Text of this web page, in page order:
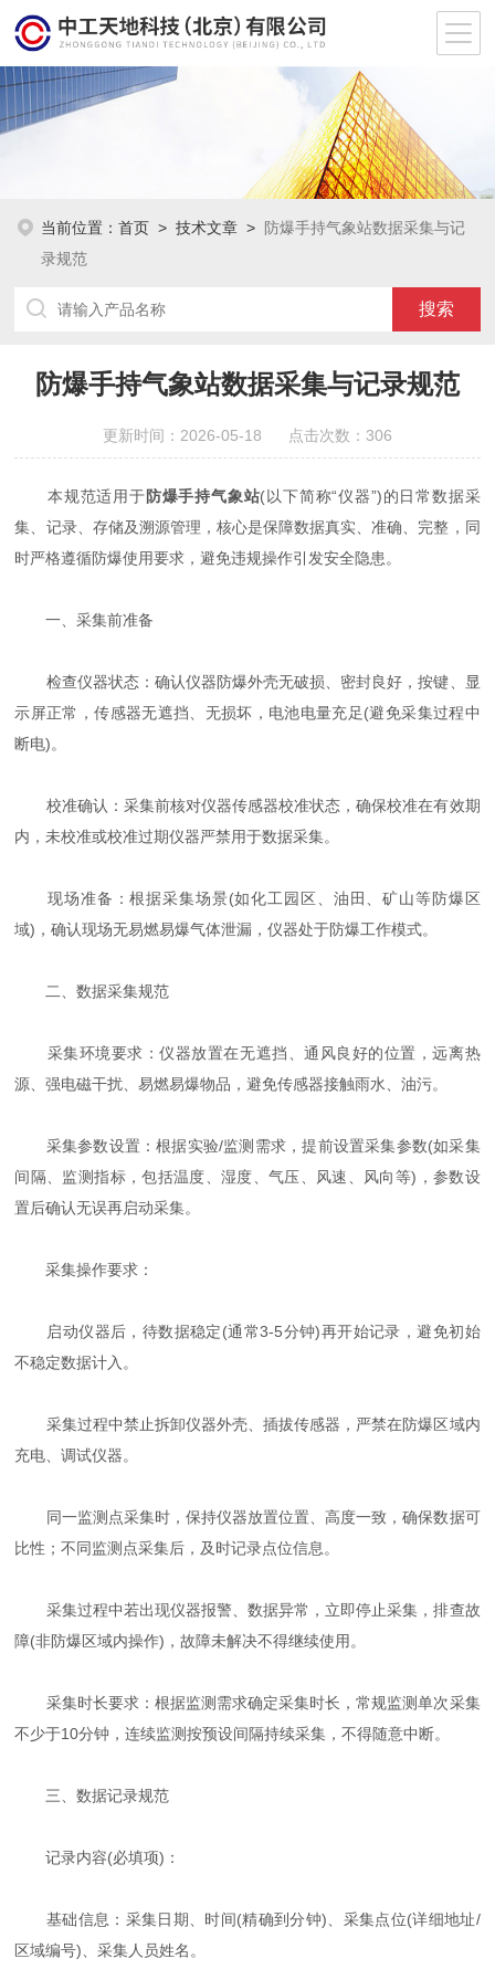
当前位置：首页 >技术文章 > 防爆手持气象站数据采集与记
录规范
防爆手持气象站数据采集与记录规范
更新时间：2026-05-18 点击次数：306
本规范适用于防爆手持气象站(以下简称“仪器”)的日常数据采
集、记录、存储及溯源管理，核心是保障数据真实、准确、完整，同
时严格遵循防爆使用要求，避免违规操作引发安全隐患。
一、采集前准备
检查仪器状态：确认仪器防爆外壳无破损、密封良好，按键、显
示屏正常，传感器无遮挡、无损坏，电池电量充足(避免采集过程中
断电)。
校准确认：采集前核对仪器传感器校准状态，确保校准在有效期
内，未校准或校准过期仪器严禁用于数据采集。
现场准备：根据采集场景(如化工园区、油田、矿山等防爆区
域)，确认现场无易燃易爆气体泄漏，仪器处于防爆工作模式。
二、数据采集规范
采集环境要求：仪器放置在无遮挡、通风良好的位置，远离热
源、强电磁干扰、易燃易爆物品，避免传感器接触雨水、油污。
采集参数设置：根据实验/监测需求，提前设置采集参数(如采集
间隔、监测指标，包括温度、湿度、气压、风速、风向等)，参数设
置后确认无误再启动采集。
采集操作要求：
启动仪器后，待数据稳定(通常3-5分钟)再开始记录，避免初始
不稳定数据计入。
采集过程中禁止拆卸仪器外壳、插拔传感器，严禁在防爆区域内
充电、调试仪器。
同一监测点采集时，保持仪器放置位置、高度一致，确保数据可
比性；不同监测点采集后，及时记录点位信息。
采集过程中若出现仪器报警、数据异常，立即停止采集，排查故
障(非防爆区域内操作)，故障未解决不得继续使用。
采集时长要求：根据监测需求确定采集时长，常规监测单次采集
不少于10分钟，连续监测按预设间隔持续采集，不得随意中断。
三、数据记录规范
记录内容(必填项)：
基础信息：采集日期、时间(精确到分钟)、采集点位(详细地址/
区域编号)、采集人员姓名。